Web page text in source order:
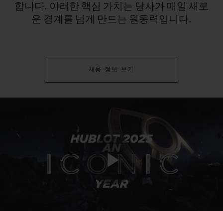
합니다. 이러한 핵심 가치는 당사가 매일 새로
운 경계를 넘게 만드는 원동력입니다.
채용 정보 보기
Play